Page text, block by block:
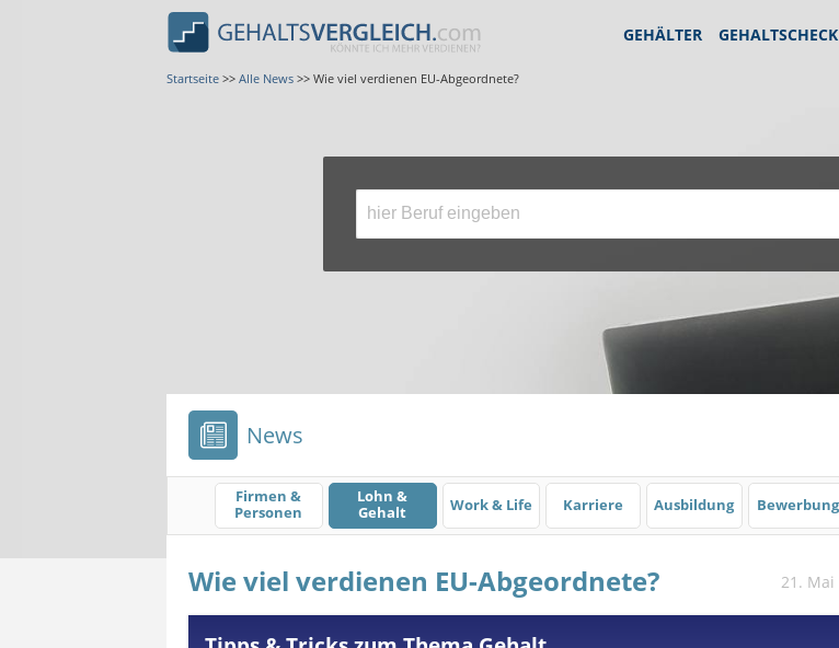
GEHÄLTER GEHALTSCHECK
Startseite >> Alle News >> Wie viel verdienen EU-Abgeordnete?
News
Firmen &
Personen
Lohn &
Gehalt
Work & Life Karriere Ausbildung Bewerbung
Wie viel verdienen EU-Abgeordnete? 21. Mai